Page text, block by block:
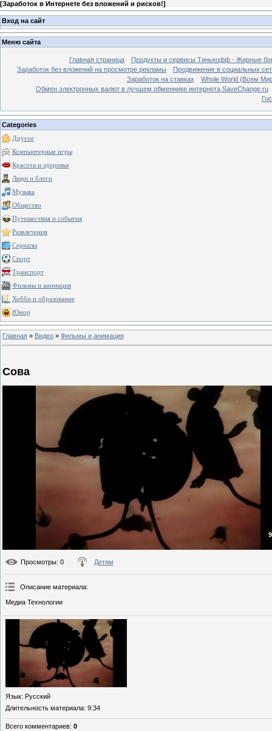
[Заработок в Интернете без вложений и рисков!]
Вход на сайт
Меню сайта
Главная страница
Продукты и сервисы Тинькофф - Жирные
Заработок без вложений на просмотре рекламы
Продвижение в социальных
Заработок на ставках
Whole World (Всем
Обмен электронных валют в лучшем обменнике интернета SaveChange.ru
Categories
Другое
Компьютерные игры
Красота и здоровье
Люди и блоги
Музыка
Общество
Путешествия и события
Развлечения
Сериалы
Спорт
Транспорт
Фильмы и анимация
Хобби и образование
Юмор
Главная » Видео » Фильмы и анимация
Сова
Просмотры: 0 Детям
Описание материала:
Медиа Технологии
Язык: Русский
Длительность материала: 9:34
Всего комментариев: 0